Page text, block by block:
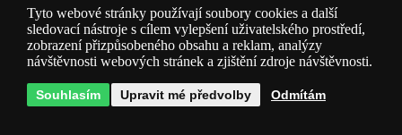
Dotazy1
Tyto webové stránky používají soubory cookies a další
sledovací nástroje s cílem vylepšení uživatelského prostředí,
zobrazení přizpůsobeného obsahu a reklam, analýzy
návštěvnosti webových stránek a zjištění zdroje návštěvnosti.
Souhlasím Upravit mé předvolby Odmítám